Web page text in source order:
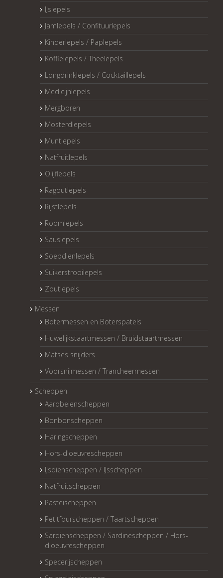
IJslepels
Jamlepels / Confituurlepels
Kinderlepels / Paplepels
Koffielepels / Theelepels
Longdrinklepels / Cocktaillepels
Medicijnlepels
Mergboren
Mosterdlepels
Muntlepels
Natfruitlepels
Olijflepels
Ragoutlepels
Rijstlepels
Roomlepels
Sauslepels
Soepdienlepels
Suikerstrooilepels
Zoutlepels
Messen
Botermessen en Boterspatels
Huwelijkstaartmessen / Bruidstaartmessen
Matses snijders
Voorsnijmessen / Trancheermessen
Scheppen
Aardbeienscheppen
Bonbonscheppen
Haringscheppen
Hors-d'oeuvrescheppen
IJsdienscheppen / IJsscheppen
Natfruitscheppen
Pasteischeppen
Petitfourscheppen / Taartscheppen
Sardienscheppen / Sardinescheppen / Hors-
d'oeuvrescheppen
Specerijscheppen